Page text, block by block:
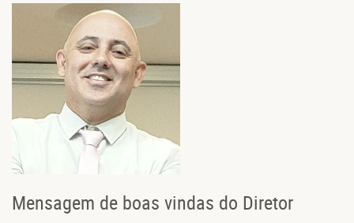
Mensagem de boas vindas do Diretor